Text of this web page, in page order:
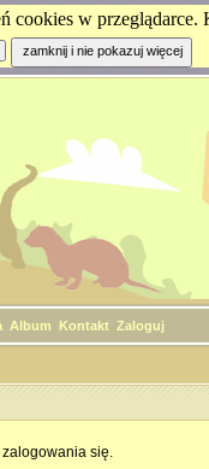
w przeglądarce.
Album Kontakt Zaloguj
się.